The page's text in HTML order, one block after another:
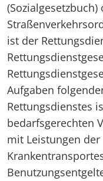
(Sozialgesetzbuch)
ist der
Aufgaben
Rettungsdienstes
bedarfsgerechten
mit Leistungen